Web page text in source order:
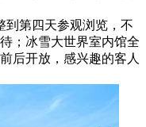
到第四天参观浏览，不
；冰雪大世界室内馆全
后开放，感兴趣的客人